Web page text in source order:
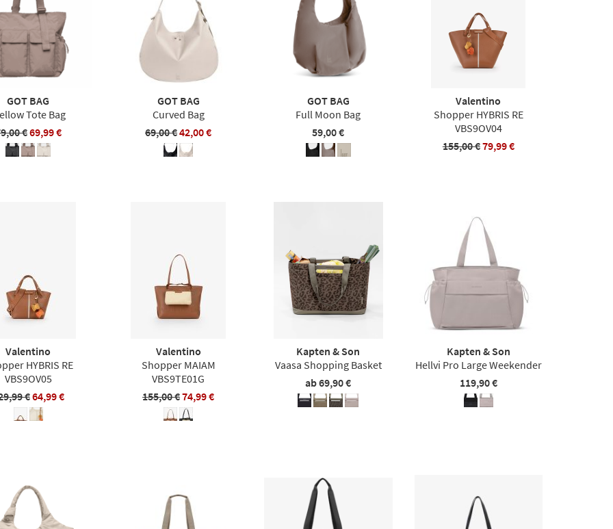
GOT BAG
Tote Bag
€69,99 €
GOT BAG
Curved Bag
69,00 €42,00 €
GOT BAG
Full Moon Bag
59,00 €
Valentino
Shopper HYBRIS RE
VBS9OV04
155,00 €79,99 €
Valentino
HYBRIS RE
VBS9OV05
€64,99 €
Valentino
Shopper MAIAM
VBS9TE01G
155,00 €74,99 €
Kapten & Son
Vaasa Shopping Basket
ab 69,90 €
Kapten & Son
Hellvi Pro Large Weekender
119,90 €